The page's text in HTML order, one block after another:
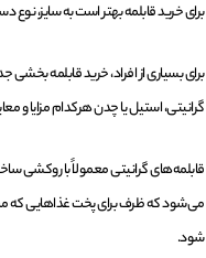
برای خرید قابلمه بهتر است به سایز،
برای بسیاری از افراد، خرید قابلمه
گرانیتی، استیل یا چدن هرکدام مزایا و
قابلمه‌های گرانیتی معمولاً با روکشی
می‌شود که ظرف برای پخت غذاهایی که
شود.